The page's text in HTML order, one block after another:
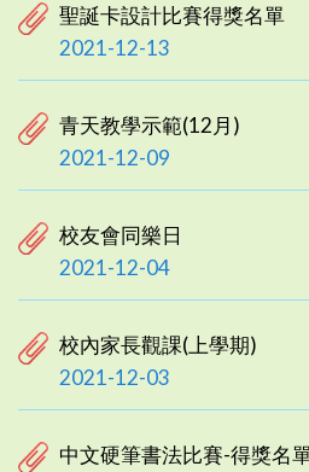
聖誕卡設計比賽得獎名單
2021-12-13
青天教學示範(12月)
2021-12-09
校友會同樂日
2021-12-04
校內家長觀課(上學期)
2021-12-03
中文硬筆書法比賽-得獎名